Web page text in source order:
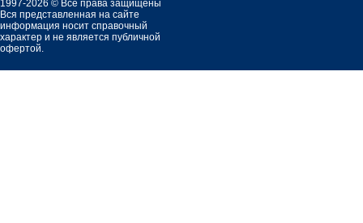
1997-2026 © Все права защищены
Вся представленная на сайте
информация носит справочный
характер и не является публичной
офертой.